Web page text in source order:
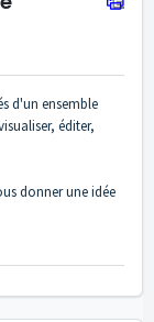
d'un ensemble
éditer,
donner une idée